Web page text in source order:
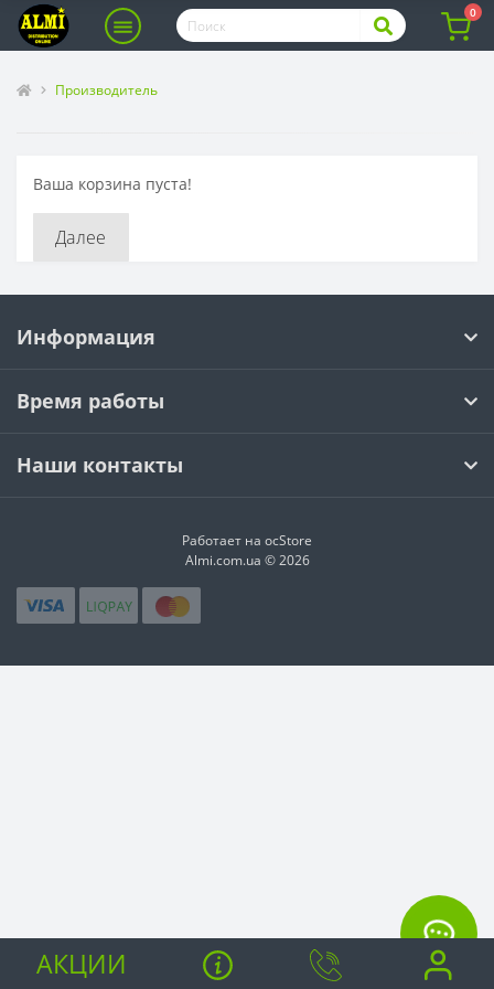
0
Производитель
Ваша корзина пуста!
Далее
Информация
Время работы
Наши контакты
Работает на ocStore
Almi.com.ua © 2026
АКЦИИ